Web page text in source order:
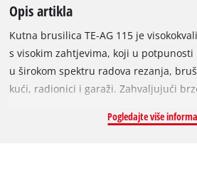
Opis artikla
Kutna brusilica TE-AG 115 je
s visokim zahtjevima, koji u potpunosti
u širokom spektru radova rezanja,
kući, radionici i garaži. Zahvaljujući
svakom zadatku, a blokada vretena
Pogledajte više